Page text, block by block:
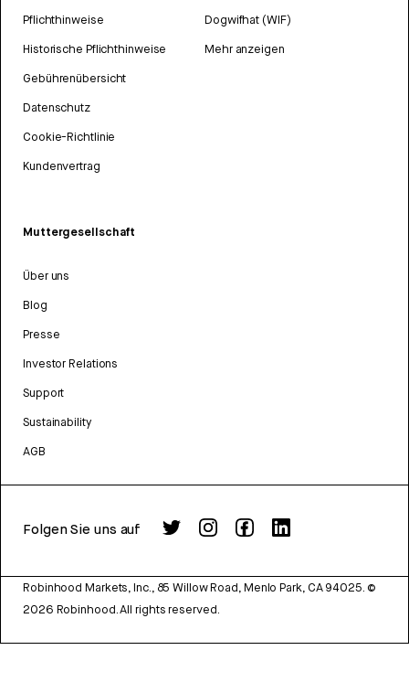
Pflichthinweise
Historische Pflichthinweise
Gebührenübersicht
Datenschutz
Cookie-Richtlinie
Kundenvertrag
Dogwifhat (WIF)
Mehr anzeigen
Muttergesellschaft
Über uns
Blog
Presse
Investor Relations
Support
Sustainability
AGB
Folgen Sie uns auf
Robinhood Markets, Inc., 85 Willow Road, Menlo Park, CA 94025. ©
2026 Robinhood. All rights reserved.